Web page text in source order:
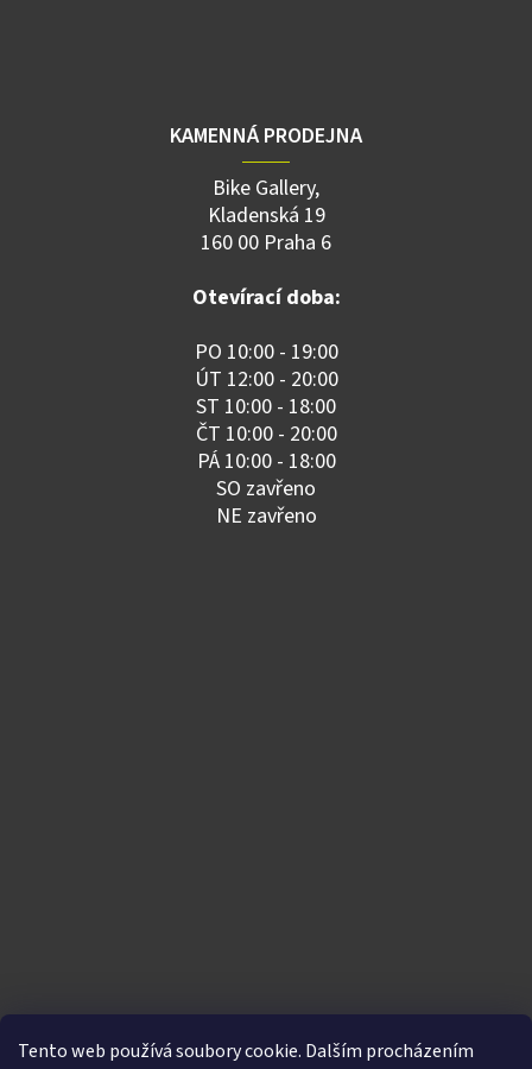
Tento web používá soubory cookie. Dalším procházením
KAMENNÁ PRODEJNA
Bike Gallery,
Kladenská 19
160 00 Praha 6
Otevírací doba:
PO 10:00 - 19:00
ÚT 12:00 - 20:00
ST 10:00 - 18:00
ČT 10:00 - 20:00
PÁ 10:00 - 18:00
SO zavřeno
NE zavřeno